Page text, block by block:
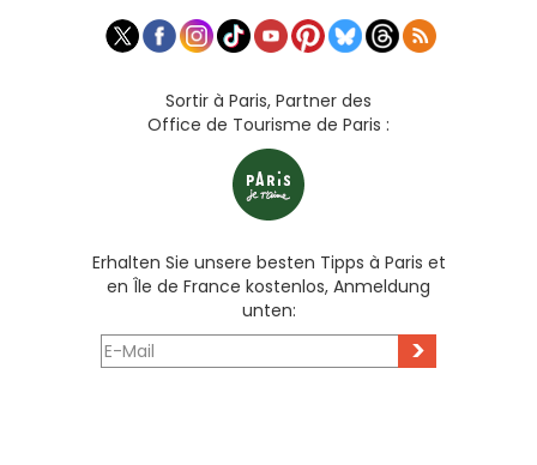
Sortir à Paris, Partner des
Office de Tourisme de Paris :
Erhalten Sie unsere besten Tipps à Paris et
en Île de France kostenlos, Anmeldung
unten:
>